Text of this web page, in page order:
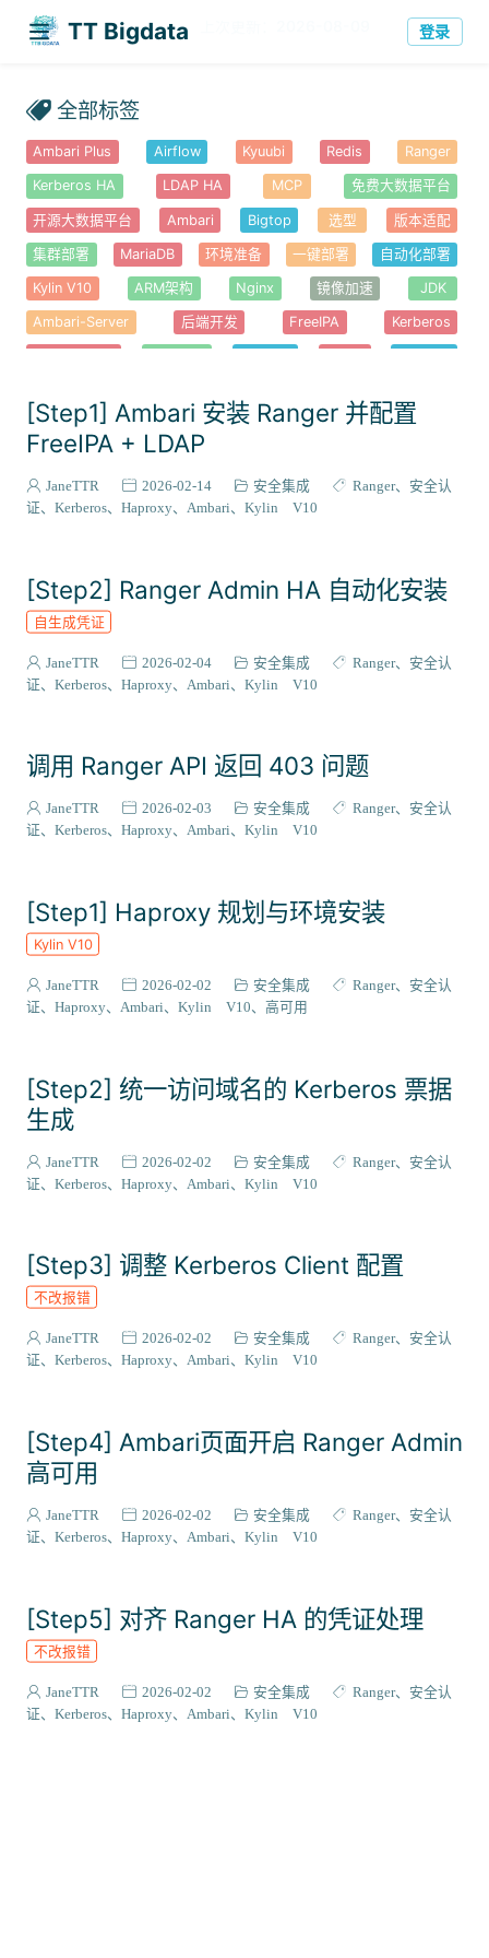
TT
Bigdata
登录
全部标签
Ambari Plus Airflow Kyuubi Redis Ranger
Kerberos HA LDAP HA MCP 免费大数据平台
开源大数据平台 Ambari Bigtop 选型 版本适配
集群部署 MariaDB 环境准备 一键部署 自动化部署
Kylin V10 ARM架构 Nginx 镜像加速 JDK
Ambari-Server 后端开发 FreeIPA Kerberos
Knox Hue Alluxio 性能优化 Atlas
Ambari-Metrics
ZooKeeper Maven Trino Impala Python
RPM 国产化适配 Flink 源码解析 Phoenix
Bigtop-select
Rocky Linux Grafana Infinity 集成案例 DEB
metainfo Gradle SRPM
Superset Sqoop MySQL Ambari-Infra JanusGraph
[Step1] Ambari 安装 Ranger 并配置
FreeIPA + LDAP
JaneTTR 2026-02-14 安全集成 Ranger
安全认
证
Kerberos Haproxy Ambari Kylin V10
[Step2] Ranger Admin HA 自动化安装
自生成凭证
JaneTTR 2026-02-04 安全集成 Ranger
安全认
证
Kerberos Haproxy Ambari Kylin V10
调用 Ranger API 返回 403 问题
JaneTTR 2026-02-03 安全集成 Ranger
安全认
证
Kerberos Haproxy Ambari Kylin V10
[Step1] Haproxy 规划与环境安装
Kylin V10
JaneTTR 2026-02-02 安全集成 Ranger
安全认
证
Haproxy Ambari Kylin V10 高可用
[Step2] 统一访问域名的 Kerberos 票据
生成
JaneTTR 2026-02-02 安全集成 Ranger
安全认
证
Kerberos Haproxy Ambari Kylin V10
[Step3] 调整 Kerberos Client 配置
不改报错
JaneTTR 2026-02-02 安全集成 Ranger
安全认
证
Kerberos Haproxy Ambari Kylin V10
[Step4] Ambari页面开启 Ranger Admin
高可用
JaneTTR 2026-02-02 安全集成 Ranger
安全认
证
Kerberos Haproxy Ambari Kylin V10
[Step5] 对齐 Ranger HA 的凭证处理
不改报错
JaneTTR 2026-02-02 安全集成 Ranger
安全认
证
Kerberos Haproxy Ambari Kylin V10